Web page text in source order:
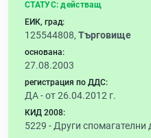
СТАТУС: действащ
ЕИК, град:
125544808, Търговище
основана:
27.08.2003
регистрация по ДДС:
ДА - от 26.04.2012 г.
КИД 2008:
5229 - Други спомагателни